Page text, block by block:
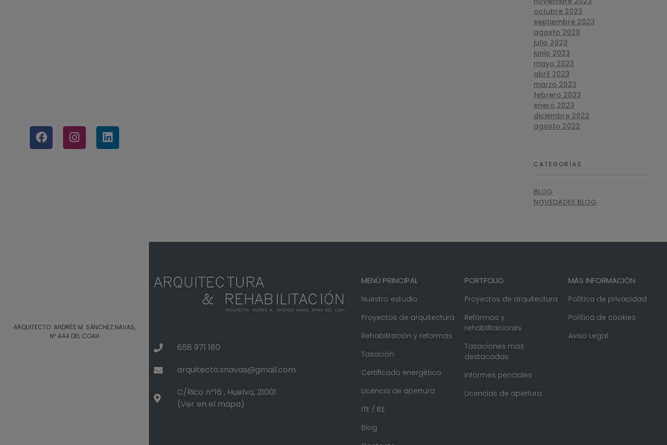
ARQUITECTO: ANDRÉS M. SÁNCHEZ NAVAS,
Nº 444 DEL COAH
octubre 2023
septiembre 2023
agosto 2023
julio 2023
junio 2023
mayo 2023
abril 2023
marzo 2023
febrero 2023
enero 2023
diciembre 2022
agosto 2022
CATEGORÍAS
BLOG
NOVEDADES BLOG
658 971 180
arquitecto.snavas@gmail.com
C/Rico nº16 , Huelva, 21001
(Ver en el mapa)
MENÚ PRINCIPAL
Nuestro estudio
Proyectos de arquitectura
Rehabilitación y reformas
Tasación
Certificado energético
Licencia de apertura
ITE / IEE
Blog
PORTFOLIO
Proyectos de arquitectura
Reformas y
rehabilitaciones
Tasaciones más
destacadas
Informes periciales
Licencias de apertura
MÁS INFORMACIÓN
Política de privacidad
Política de cookies
Aviso Legal